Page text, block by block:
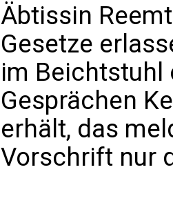
Äbtissin
Gesetze
im Beichtstuhl
Gesprächen
erhält, das
Vorschrift nur